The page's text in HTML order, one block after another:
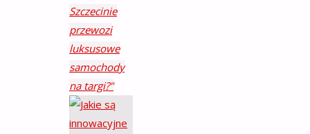
Szczecinie
przewozi
luksusowe
samochody
na targi?"